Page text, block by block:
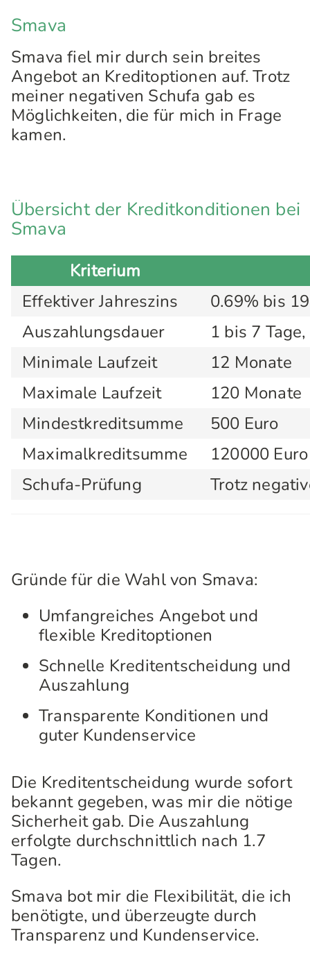
Smava
Smava fiel mir durch sein breites
Angebot an Kreditoptionen auf. Trotz
meiner negativen Schufa gab es
Möglichkeiten, die für mich in Frage
kamen.
Übersicht der Kreditkonditionen bei
Smava
Kriterium
Effektiver Jahreszins
0.69% bis
Auszahlungsdauer
1 bis 7
Minimale Laufzeit
12 Monate
Maximale Laufzeit
120 Monate
Mindestkreditsumme
500 Euro
Maximalkreditsumme
120000 Euro
Schufa-Prüfung
Trotz
Gründe für die Wahl von Smava:
Umfangreiches Angebot und
flexible Kreditoptionen
Schnelle Kreditentscheidung und
Auszahlung
Transparente Konditionen und
guter Kundenservice
Die Kreditentscheidung wurde sofort
bekannt gegeben, was mir die nötige
Sicherheit gab. Die Auszahlung
erfolgte durchschnittlich nach 1.7
Tagen.
Smava bot mir die Flexibilität, die ich
benötigte, und überzeugte durch
Transparenz und Kundenservice.